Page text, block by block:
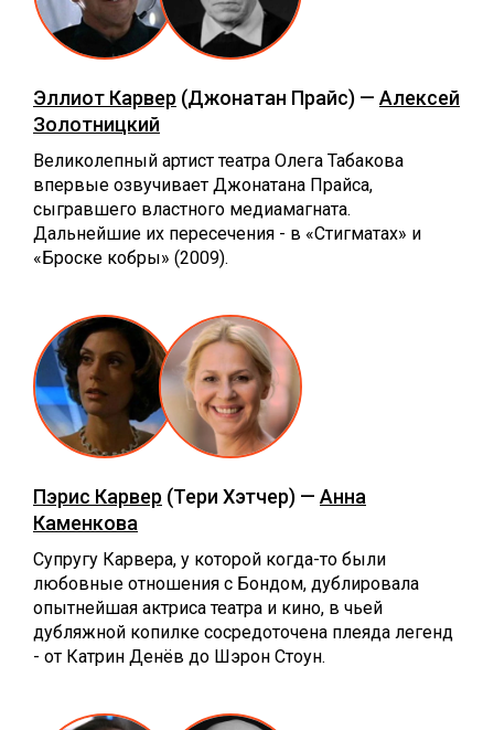
Эллиот Карвер (Джонатан Прайс) — Алексей
Золотницкий
Великолепный артист театра Олега Табакова
впервые озвучивает Джонатана Прайса,
сыгравшего властного медиамагната.
Дальнейшие их пересечения - в «Стигматах» и
«Броске кобры» (2009).
Пэрис Карвер (Тери Хэтчер) — Анна
Каменкова
Супругу Карвера, у которой когда-то были
любовные отношения с Бондом, дублировала
опытнейшая актриса театра и кино, в чьей
дубляжной копилке сосредоточена плеяда легенд
- от Катрин Денёв до Шэрон Стоун.